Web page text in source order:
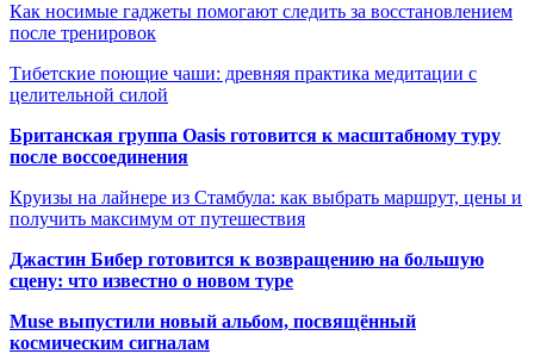
Как носимые гаджеты помогают следить за восстановлением
после тренировок
Тибетские поющие чаши: древняя практика медитации с
целительной силой
Британская группа Oasis готовится к масштабному туру
после воссоединения
Круизы на лайнере из Стамбула: как выбрать маршрут, цены и
получить максимум от путешествия
Джастин Бибер готовится к возвращению на большую
сцену: что известно о новом туре
Muse выпустили новый альбом, посвящённый
космическим сигналам